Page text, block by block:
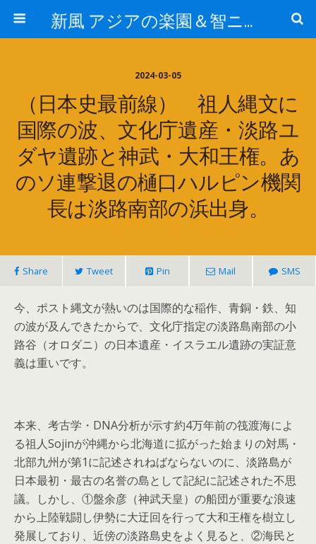
新風 アジアの楽園＆智ニア来富
2024-03-05
（日本史最前線） 祖人縄文に
国際の波、文化庁遺産・淡路ユ
ダヤ遺跡と神武・大和王権。あ
のソ連撃退の樋口ハルピン機関
長は淡路南部の浜出身。
Share Tweet Pin Mail SMS
今、ポスト縄文が熱いのは国際的な稲作、青銅・鉄、知
の波が及んできたからで、文化庁指定の淡路島南部の小
路谷（オロダニ）の日本遺産・イスラエル遺跡の実証意
義は重いです。
本来、考古学・DNA分析が示す約4万年前の筏渡海によ
る祖人Sojinが沖縄から北海道に拡がった始まりの対馬・
北部九州が第1に記述されねばならないのに、淡路島が
日本最初・最古の名誉の島として記紀に記述された不思
議。しかし、①盤余彦（神武天皇）の船団が重要な浪速
から上陸戦闘し伊勢に大迂回を行って大和王権を樹立し
発展しており、近傍の淡路島史をよく見ると、②海民と